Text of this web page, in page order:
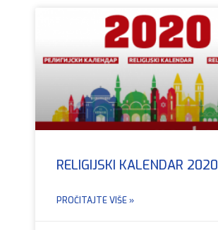
RELIGIJSKI KALENDAR 2020
PROČITAJTE VIŠE »